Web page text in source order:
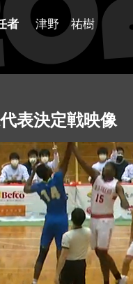
者
津野 祐樹
表決定戦映像